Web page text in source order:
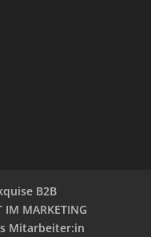
B2B
IM MARKETING
Mitarbeiter:in